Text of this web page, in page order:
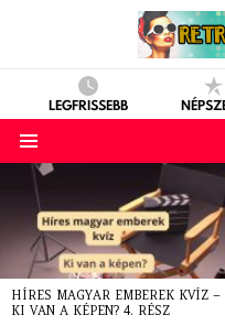
LEGFRISSEBB
LATEST
STORIES
HÍRES MAGYAR EMBEREK KVÍZ –
KI VAN A KÉPEN? 4. RÉSZ